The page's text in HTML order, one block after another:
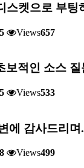
스켓으로 부팅
Views657
보적인 소스 질
Views533
에 감사드리며
Views499